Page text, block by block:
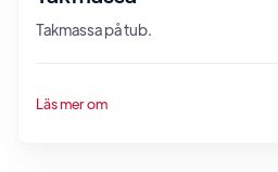
Takmassa på tub.
Läs mer om